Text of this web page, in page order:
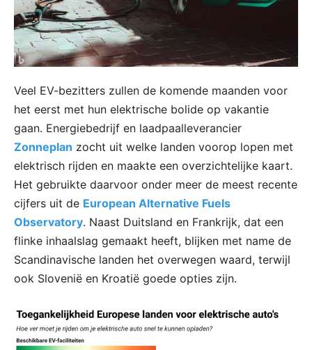
Veel EV-bezitters zullen de komende maanden voor
het eerst met hun elektrische bolide op vakantie
gaan. Energiebedrijf en laadpaalleverancier
Zonneplan zocht uit welke landen voorop lopen met
elektrisch rijden en maakte een overzichtelijke kaart.
Het gebruikte daarvoor onder meer de meest recente
cijfers uit de European Alternative Fuels
Observatory. Naast Duitsland en Frankrijk, dat een
flinke inhaalslag gemaakt heeft, blijken met name de
Scandinavische landen het overwegen waard, terwijl
ook Slovenië en Kroatië goede opties zijn.